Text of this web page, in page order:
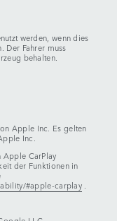
werden, wenn dies
Der Fahrer muss
behalten.
Apple Inc. Es gelten
Inc.
Apple CarPlay
der Funktionen in
#apple-carplay .